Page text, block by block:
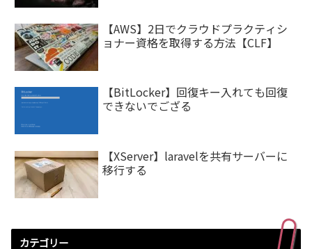
【AWS】2日でクラウドプラクティシ
ョナー資格を取得する方法【CLF】
【BitLocker】回復キー入れても回復
できないでござる
【XServer】laravelを共有サーバーに
移行する
カテゴリー